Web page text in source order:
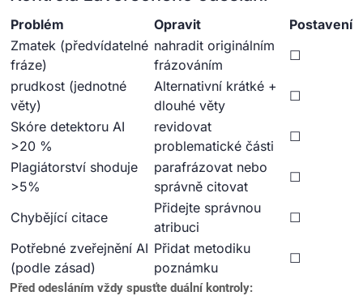
Problém Opravit
Postavení
Zmatek (předvídatelné
fráze)
nahradit originálním
frázováním
☐
prudkost (jednotné
věty)
Alternativní krátké +
dlouhé věty
☐
Skóre detektoru AI
>20 %
revidovat
problematické části
☐
Plagiátorství shoduje
>5%
parafrázovat nebo
správně citovat
☐
Chybějící citace
Přidejte správnou
atribuci
☐
Potřebné zveřejnění AI
(podle zásad)
Přidat metodiku
poznámku
☐
Před odesláním vždy spusťte duální kontroly: